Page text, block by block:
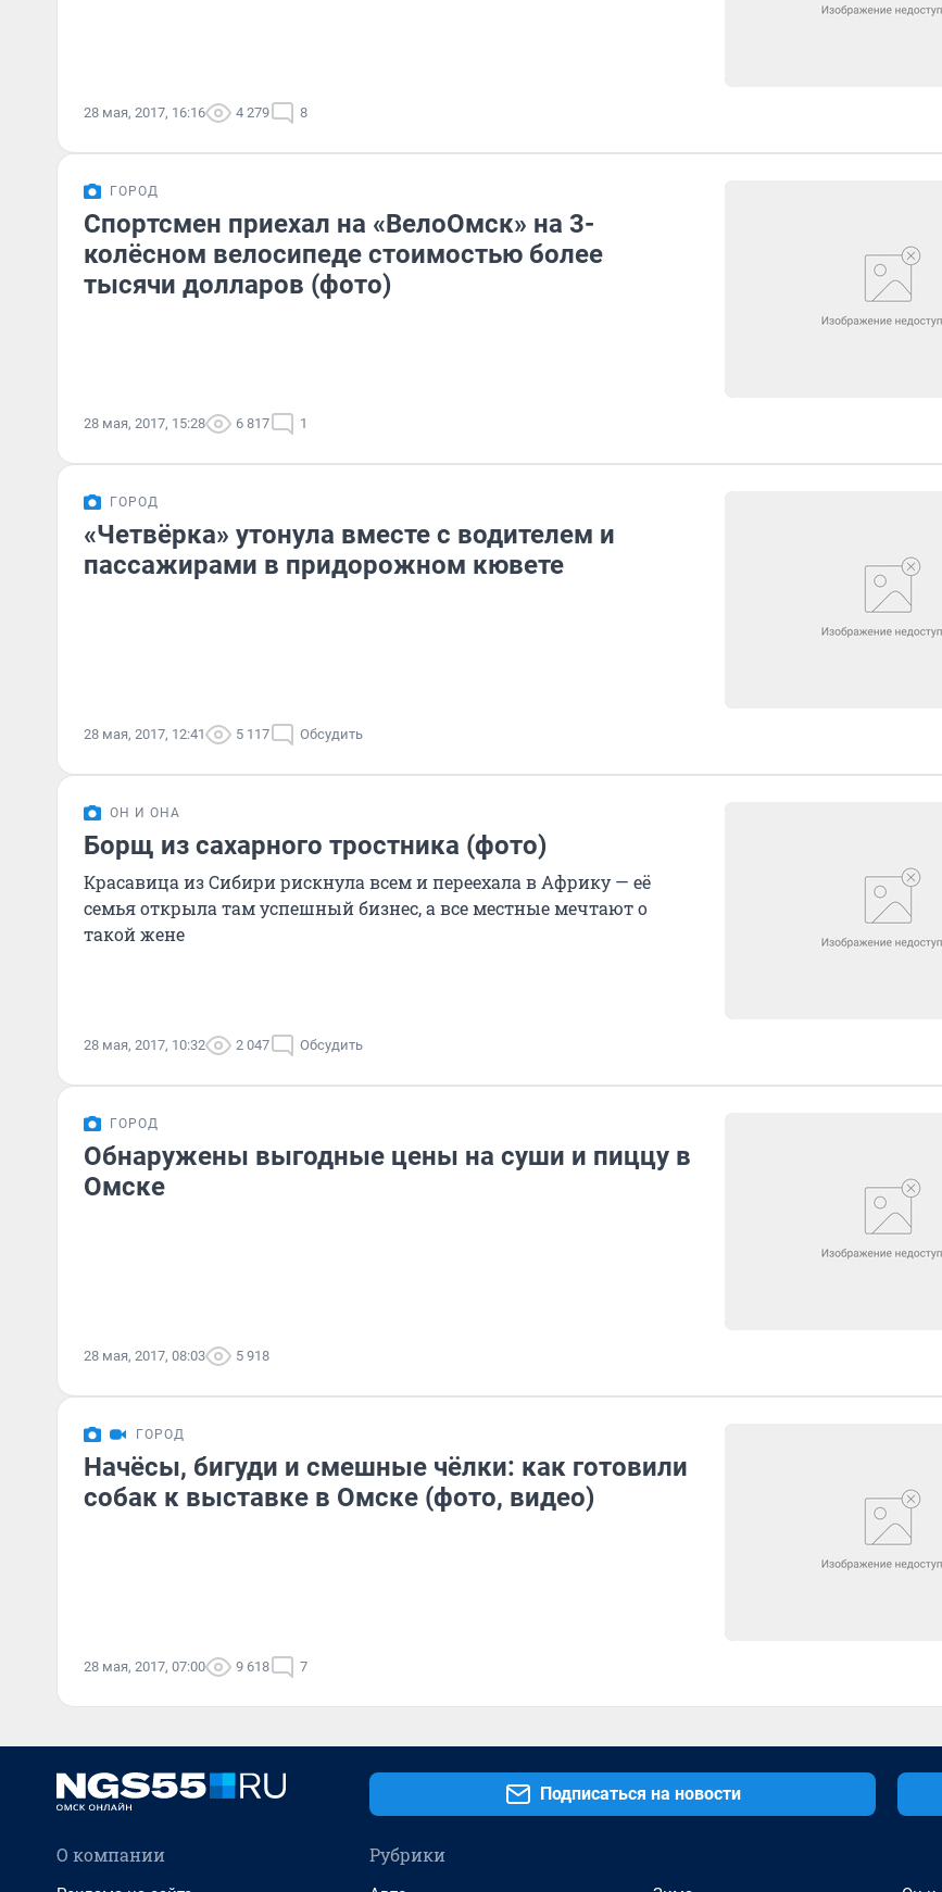
28 мая, 2017, 16:16 4 279 8
ГОРОД
Спортсмен приехал на «ВелоОмск» на 3-
колёсном велосипеде стоимостью более
тысячи долларов (фото)
28 мая, 2017, 15:28 6 817 1
ГОРОД
«Четвёрка» утонула вместе с водителем и
пассажирами в придорожном кювете
28 мая, 2017, 12:41 5 117 Обсудить
ОН И ОНА
Борщ из сахарного тростника (фото)
Красавица из Сибири рискнула всем и переехала в Африку — её
семья открыла там успешный бизнес, а все местные мечтают о
такой жене
28 мая, 2017, 10:32 2 047 Обсудить
ГОРОД
Обнаружены выгодные цены на суши и пиццу в
Омске
28 мая, 2017, 08:03 5 918
ГОРОД
Начёсы, бигуди и смешные чёлки: как готовили
собак к выставке в Омске (фото, видео)
28 мая, 2017, 07:00 9 618 7
Подписаться на новости
О компании Рубрики